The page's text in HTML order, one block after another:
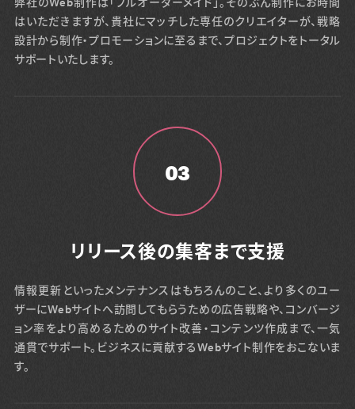
はいただきますが、貴社にマッチした専任のクリエイターが、戦略
設計から制作・プロモーションに至るまで、プロジェクトをトータル
サポートいたします。
03
リリース後の集客まで支援
情報更新といったメンテナンスはもちろんのこと、より多くのユー
ザーにWebサイトへ訪問してもらうための広告戦略や、コンバージ
ョン率をより高めるためのサイト改善・コンテンツ作成まで、一気
通貫でサポート。ビジネスに貢献するWebサイト制作をおこないま
す。